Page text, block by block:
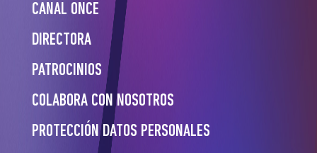
CANAL ONCE
DIRECTORA
PATROCINIOS
COLABORA CON NOSOTROS
PROTECCIÓN DATOS PERSONALES